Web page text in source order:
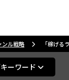
さま
ンル戦略 「稼げる
ーワード